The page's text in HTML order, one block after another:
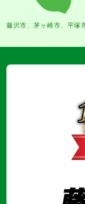
藤沢市、茅ヶ崎市、平塚